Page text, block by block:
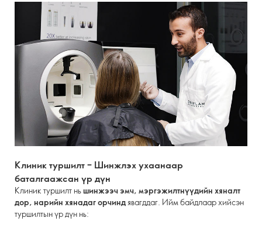
Клиник туршилт – Шинжлэх ухаанаар
баталгаажсан үр дүн
Клиник туршилт ньшинжээч эмч, мэргэжилтнүүдийн хяналт
дор, нарийн хянадаг орчиндявагддаг. Ийм байдлаар хийсэн
туршилтын үр дүн нь: